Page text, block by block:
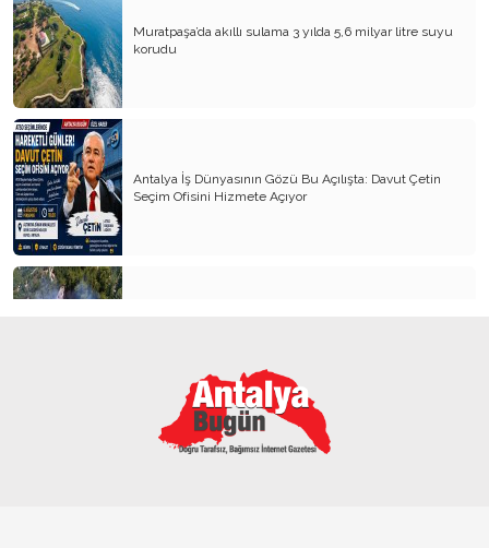
Birbirimizi Anlasak mı
Kapitalist Yaşam Tarzına İslami Ekonomi
Mayıs’ta öldürüldük, Haziran’da direndik.
İki Miras T.C ve CHP
Atanı Tanımak Gurur Verir
Entel Entel İşletiliyoruz
Soysuzluk Nerede ve Nasıl Başlar
Nereye Siyaset Nereye
Yanlış Nerede Başladı -3
Muratpaşa’da akıllı sulama 3 yılda 5,6 milyar litre suyu
korudu
Antalya İş Dünyasının Gözü Bu Açılışta: Davut Çetin
Seçim Ofisini Hizmete Açıyor